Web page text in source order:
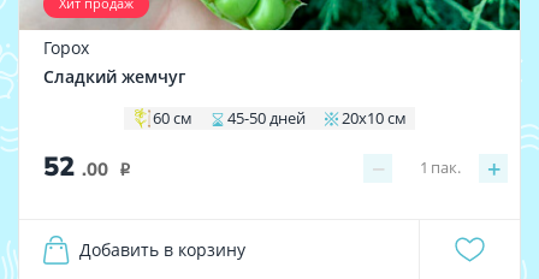
Горох
Сладкий жемчуг
60 см 45-50 дней 20х10 см
52 .00 i − +
1 пак.
Добавить в корзину